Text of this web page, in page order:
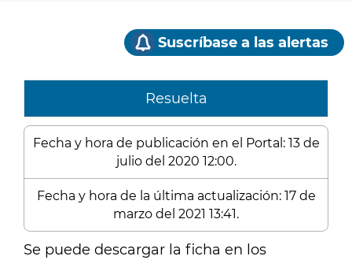
Suscríbase a las alertas
Resuelta
Fecha y hora de publicación en el Portal: 13 de
julio del 2020 12:00.
Fecha y hora de la última actualización: 17 de
marzo del 2021 13:41.
Se puede descargar la ficha en los